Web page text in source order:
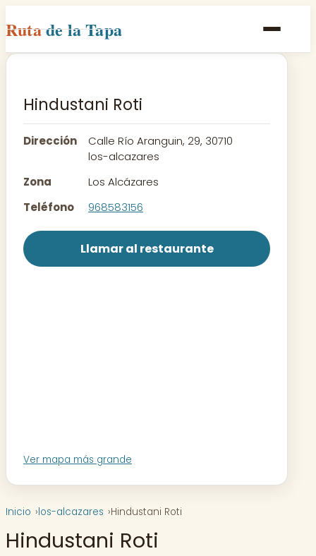
Rutade la Tapa
Inicio
Rutas
Contacto
Hindustani Roti
Dirección
Calle Río Aranguin, 29, 30710
los-alcazares
Zona
Los Alcázares
Teléfono
968583156
Llamar al restaurante
Ver mapa más grande
Inicio los-alcazares Hindustani Roti
Hindustani Roti